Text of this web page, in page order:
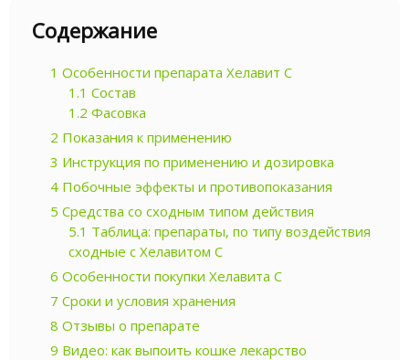
Содержание
1 Особенности препарата Хелавит С
1.1 Состав
1.2 Фасовка
2 Показания к применению
3 Инструкция по применению и дозировка
4 Побочные эффекты и противопоказания
5 Средства со сходным типом действия
5.1 Таблица: препараты, по типу воздействия
сходные с Хелавитом С
6 Особенности покупки Хелавита С
7 Сроки и условия хранения
8 Отзывы о препарате
9 Видео: как выпоить кошке лекарство